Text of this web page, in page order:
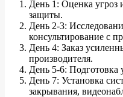
День 1: Оценка угроз
защиты.
День 2-3:
консультирование с
День 4: Заказ
производителя.
День 5-6: Подготовка
День 7: Установка
закрывания,